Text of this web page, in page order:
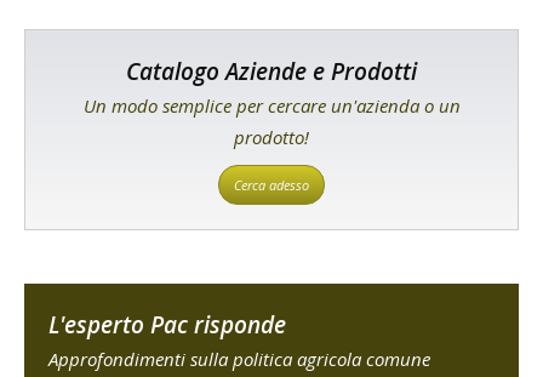
Catalogo Aziende e Prodotti
Un modo semplice per cercare un'azienda o un
prodotto!
Cerca adesso
L'esperto Pac risponde
Approfondimenti sulla politica agricola comune